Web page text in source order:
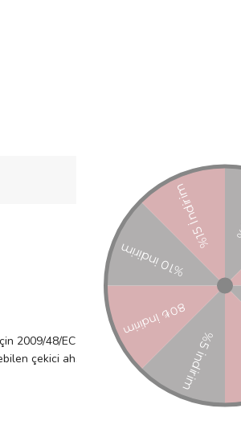
ÜRÜN ÖZELLIKLERI
2009/48/EC Direktifine uygunluğu garanti
çekici ahşap araçlar. Ingela P.